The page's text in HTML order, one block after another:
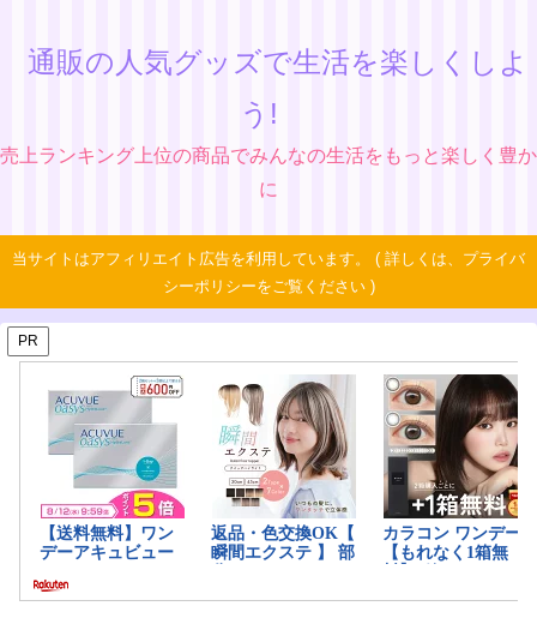
通販の人気グッズで生活を楽しくしよ
う!
売上ランキング上位の商品でみんなの生活をもっと楽しく豊か
に
当サイトはアフィリエイト広告を利用しています。 ( 詳しくは、プライバ
シーポリシーをご覧ください )
PR